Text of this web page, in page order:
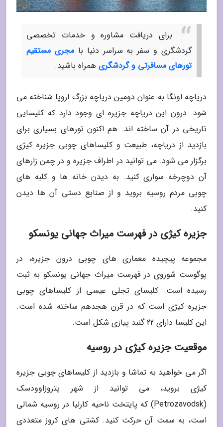
برای دریافت مشاوره و خدمات تخصصی
گردشگری و سفر به سراسر دنیا بامجری مستقیم
تورهای مسافرتی و گردشگری همراه باشید.
دریاچه اونگا به عنوان دومین دریاچه بزرگ اروپا شناخته می
شود. درون این دریاچه جزیره ای وجود دارد که کلیسایی
تاریخی در آن ساخته اند. هم اکنون تورهای بسیاری برای
بازدید از دریاچه، طبیعت و کلیساهای چوبی جزیره کیژی
برگزار می شود. می توانید در اطراف جزیره و در چمن زارهای
آن دوچرخه سواری کنید. به دیدن خانه ها و کلبه های
چوبی مردم روسیه بروید و از صنایع دستی آن ها دیدن
کنید.
جزیره کیژی در فهرست میراث جهانی یونسکو
مجموعه پیچیده معماری های چوبی درون جزیره، در
پوگوست شوروی در فهرست میراث جهانی یونسکو به ثبت
رسیده است. کلیسای تجلی عیسی از کلیساهای چوبی
جزیره کیژی است که در قرن هجدهم ساخته شده است.
این کلیسا دارای 22 گنبد پیازی شکل است.
موقعیت جزیره کیژی در روسیه
اگر می خواهید به تماشا و بازدید از کلیساهای چوبی جزیره
کیژی بروید، می توانید از شهر پتروزاوودسک
(Petrozavodsk) که پایتخت ناحیه کارلیا در روسیه شمالی
است، به سمت آن حرکت کنید. کشتی های کروز متعددی